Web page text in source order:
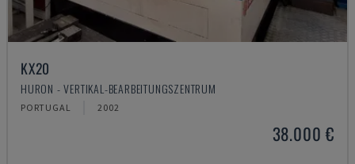
KX20
HURON - VERTIKAL-BEARBEITUNGSZENTRUM
PORTUGAL 2002
38.000 €